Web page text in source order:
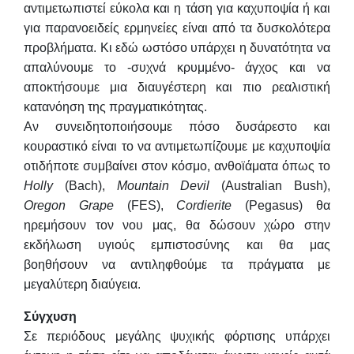
αντιμετωπιστεί εύκολα και η τάση για καχυποψία ή και
για παρανοειδείς ερμηνείες είναι από τα δυσκολότερα
προβλήματα. Κι εδώ ωστόσο υπάρχει η δυνατότητα να
απαλύνουμε το -συχνά κρυμμένο- άγχος και να
αποκτήσουμε μια διαυγέστερη και πιο ρεαλιστική
κατανόηση της πραγματικότητας.
Αν συνειδητοποιήσουμε πόσο δυσάρεστο και
κουραστικό είναι το να αντιμετωπίζουμε με καχυποψία
οτιδήποτε συμβαίνει στον κόσμο, ανθοϊάματα όπως το
Holly(Bach), Mountain Devil (Australian Bush),
Oregon
Grape(FES), Cordierite (Pegasus) θα
ηρεμήσουν τον νου μας, θα δώσουν χώρο στην
εκδήλωση υγιούς εμπιστοσύνης και θα μας
βοηθήσουν να αντιληφθούμε τα πράγματα με
μεγαλύτερη διαύγεια.
Σύγχυση
Σε περιόδους μεγάλης ψυχικής φόρτισης υπάρχει